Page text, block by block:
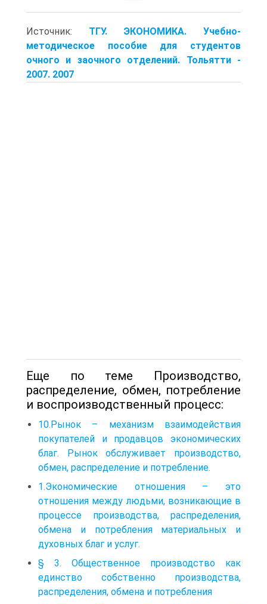
Источник: ТГУ. ЭКОНОМИКА. Учебно-
методическое пособие для студентов
очного и заочного отделений. Тольятти -
2007. 2007
Еще по теме Производство,
распределение, обмен, потребление
и воспроизводственный процесс:
10.Рынок – механизм взаимодействия
покупателей и продавцов экономических
благ. Рынок обслуживает производство,
обмен, распределение и потребление.
1.Экономические отношения – это
отношения между людьми, возникающие в
процессе производства, распределения,
обмена и потребления материальных и
духовных благ и услуг.
§ 3. Общественное производство как
единство собственно производства,
распределения, обмена и потребления